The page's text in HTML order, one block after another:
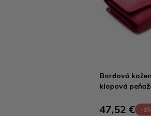
Bordová
klopová
47,52 € -